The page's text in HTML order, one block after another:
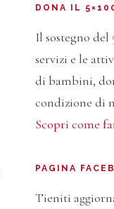
DONA IL
Il sostegno del
servizi e le
di bambini,
condizione di
Scopri come
PAGINA
Tieniti